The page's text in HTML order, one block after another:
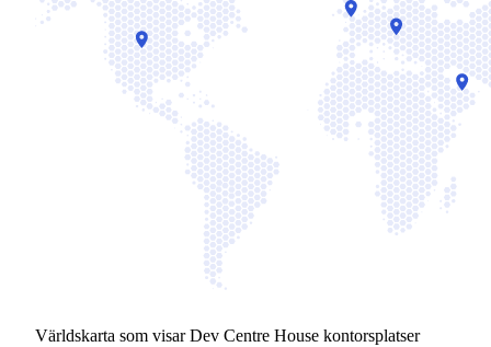
Världskarta som visar Dev Centre House kontorsplatser